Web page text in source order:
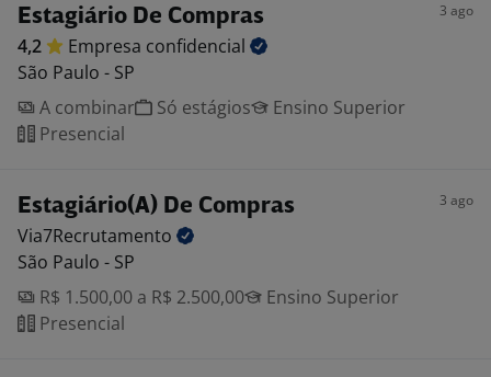
Estagiário De Compras 3 ago
4,2 Empresa confidencial
São Paulo - SP
A combinar
Só estágios
Ensino Superior
Presencial
Estagiário(A) De Compras 3 ago
Via7Recrutamento
São Paulo - SP
R$ 1.500,00 a R$ 2.500,00
Ensino Superior
Presencial